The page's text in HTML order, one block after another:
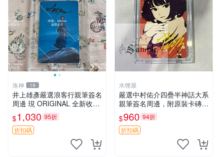
洛神 19
井上雄彥嚴選浪客行親筆簽名
周邊 現 ORIGINAL 全新收藏
相框附卡磚 尺寸適中 浪客行
筆 記念照
$1,030 95折
折扣碼
水狸屋
嚴選中村佑介四疊半神話大系
親筆簽名周邊，附原裝卡磚
亞克力照片 3寸大小 簽名照
收藏級 周邊商品
$960 94折
折扣碼